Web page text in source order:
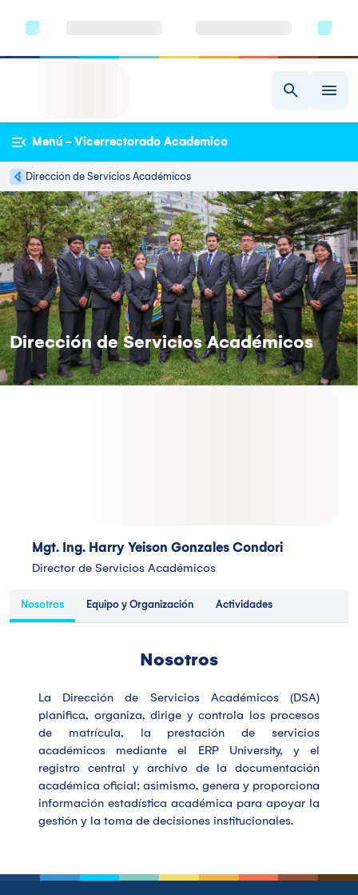
Menú - Vicerrectorado Academico
Dirección de Servicios Académicos
Dirección de Servicios Académicos
Mgt. Ing. Harry Yeison Gonzales Condori
Director de Servicios Académicos
Nosotros Equipo y Organización Actividades
Nosotros
La Dirección de Servicios Académicos (DSA)
planifica, organiza, dirige y controla los procesos
de matrícula, la prestación de servicios
académicos mediante el ERP University, y el
registro central y archivo de la documentación
académica oficial; asimismo, genera y proporciona
información estadística académica para apoyar la
gestión y la toma de decisiones institucionales.